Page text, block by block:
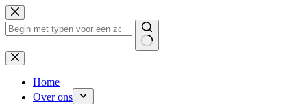
Ga
naar
de
Geen
resultaten
Home
Over ons